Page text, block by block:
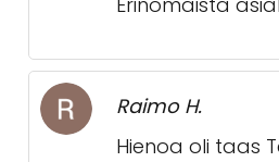
Raimo H.
Hienoa oli taas